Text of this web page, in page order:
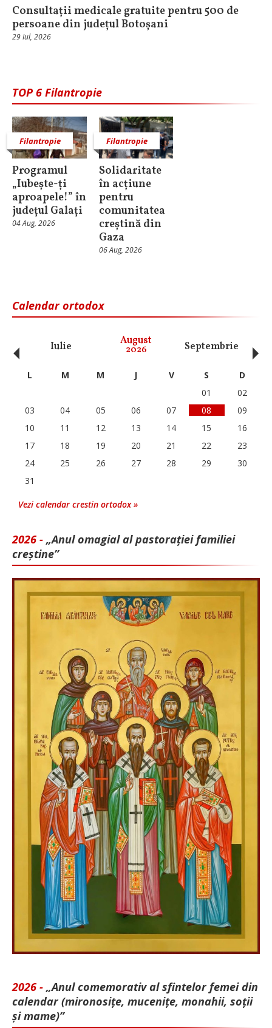
Consultații medicale gratuite pentru 500 de
persoane din județul Botoșani
29 Iul, 2026
TOP 6 Filantropie
Filantropie
Programul
„Iubește-ți
aproapele!” în
județul Galați
04 Aug, 2026
Filantropie
Solidaritate
în acțiune
pentru
comunitatea
creștină din
Gaza
06 Aug, 2026
Calendar ortodox
Iulie August
2026 Septembrie
‹ L M M J V S
D
01
02
03
04 05 06 07 08
09
10
11 12 13 14 15
16
17
18 19 20 21 22
23
24
25 26 27 28 29
30
31
Vezi calendar crestin ortodox »
2026 - „Anul omagial al pastorației familiei
creștine”
2026 - „Anul comemorativ al sfintelor femei din
calendar (mironosițe, mu­cenițe, monahii, soții
și mame)”